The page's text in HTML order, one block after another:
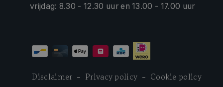
vrijdag: 8.30 - 12.30 uur en 13.00 - 17.00 uur
Disclaimer Privacy policy Cookie policy